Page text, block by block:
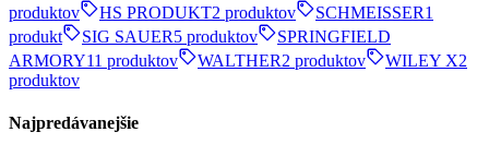
produktov
HS PRODUKT2 produktov SCHMEISSER1
produkt
SIG SAUER5 produktov
SPRINGFIELD
ARMORY11 produktov WALTHER2 produktov WILEY X2
produktov
Najpredávanejšie